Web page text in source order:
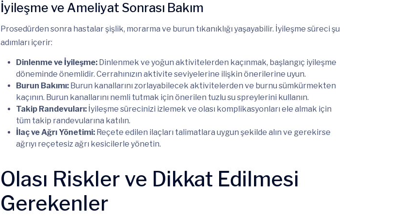
İyileşme ve Ameliyat Sonrası Bakım
Prosedürden sonra hastalar şişlik, morarma ve burun tıkanıklığı yaşayabilir. İyileşme süreci şu
adımları içerir:
Dinlenme ve İyileşme: Dinlenmek ve yoğun aktivitelerden kaçınmak, başlangıç iyileşme
döneminde önemlidir. Cerrahınızın aktivite seviyelerine ilişkin önerilerine uyun.
Burun Bakımı: Burun kanallarını zorlayabilecek aktivitelerden ve burnu sümkürmekten
kaçının. Burun kanallarını nemli tutmak için önerilen tuzlu su spreylerini kullanın.
Takip Randevuları: İyileşme sürecinizi izlemek ve olası komplikasyonları ele almak için
tüm takip randevularına katılın.
İlaç ve Ağrı Yönetimi: Reçete edilen ilaçları talimatlara uygun şekilde alın ve gerekirse
ağrıyı reçetesiz ağrı kesicilerle yönetin.
Olası Riskler ve Dikkat Edilmesi
Gerekenler